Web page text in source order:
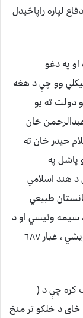
لپاره راپاڅيدل
او په دغو
وو چې د هغه
دولت ته يو
خان
حيدر خان ته
پاشل په
د هند اسلامي
طبيعي
سيمه ونيسي او د
افغانستان خاوره د افغانستان د دولت سره وويشي ، غبار ٦٨٧
کړه چې د (
د خلکو تر منځ